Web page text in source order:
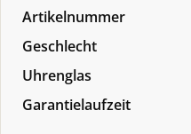
Artikelnummer
Geschlecht
Uhrenglas
Garantielaufzeit